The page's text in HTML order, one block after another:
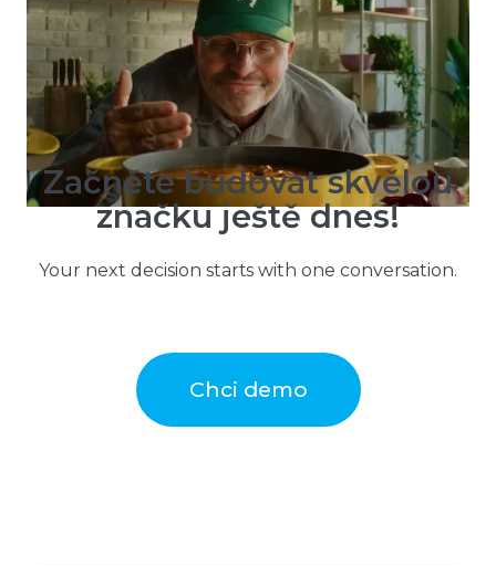
investice do značky skutečně dává
smysl.“
Začněte budovat skvělou
značku ještě dnes!
Your next decision starts with one conversation.
Chci demo